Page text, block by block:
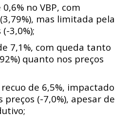
no VBP, com
mas limitada pela
3,0%);
7,1%, com queda tanto
quanto nos preços
recuo de 6,5%, impactado
preços (-7,0%), apesar de